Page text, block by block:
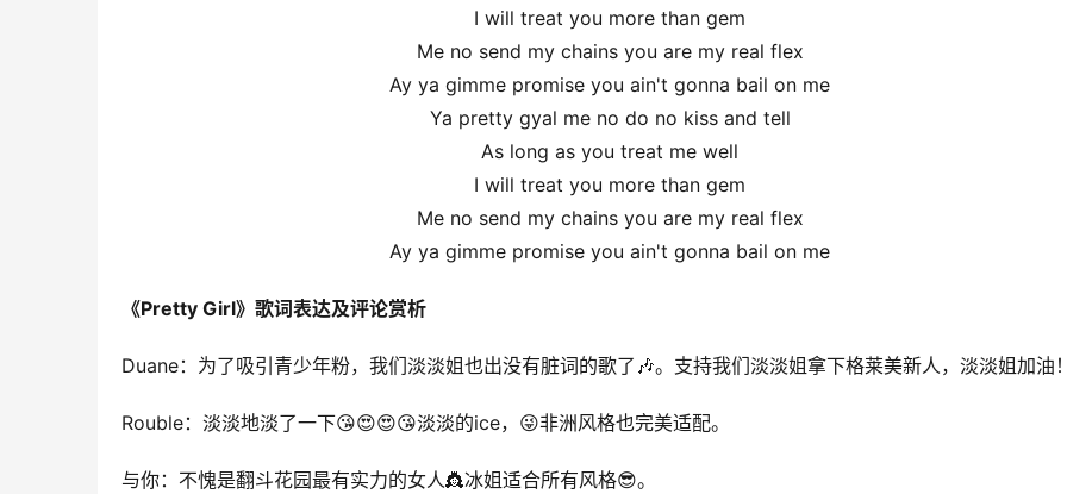
I will treat you more than gem
Me no send my chains you are my real flex
Ay ya gimme promise you ain't gonna bail on me
Ya pretty gyal me no do no kiss and tell
As long as you treat me well
I will treat you more than gem
Me no send my chains you are my real flex
Ay ya gimme promise you ain't gonna bail on me
《Pretty Girl》歌词表达及评论赏析
Duane：为了吸引青少年粉，我们淡淡姐也出没有脏词的歌了🎶。支持我们淡淡姐拿下格莱美新人，淡淡姐加油
Rouble：淡淡地淡了一下😘😍😍😘淡淡的ice，😜非洲风格也完美适配。
与你：不愧是翻斗花园最有实力的女人👸冰姐适合所有风格😎。